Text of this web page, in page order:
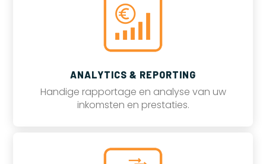
ANALYTICS & REPORTING
Handige rapportage en analyse van uw
inkomsten en prestaties.